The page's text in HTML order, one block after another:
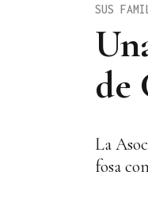
de
SUS
La
fosa